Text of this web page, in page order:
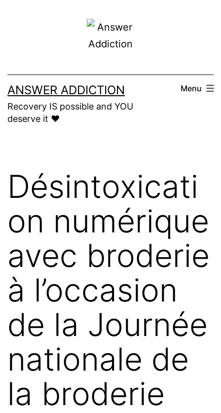
ANSWER ADDICTION
Recovery IS possible and YOU
deserve it ❤️
Menu
Désintoxicati
on numérique
avec broderie
à l’occasion
de la Journée
nationale de
la broderie